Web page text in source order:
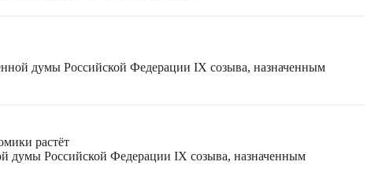
думы Российской Федерации IX созыва, назначенным
растёт
думы Российской Федерации IX созыва, назначенным